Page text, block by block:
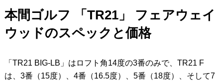
本間ゴルフ 「TR21」 フェアウェイ
ウッドのスペックと価格
「TR21 BIG-LB」はロフト角14度の3番のみで、TR21 F
は、3番（15度）、4番（16.5度）、5番（18度）、そして7